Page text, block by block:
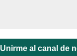
Unirme al canal de